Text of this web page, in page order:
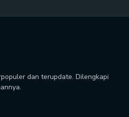
dan terupdate. Dilengkapi